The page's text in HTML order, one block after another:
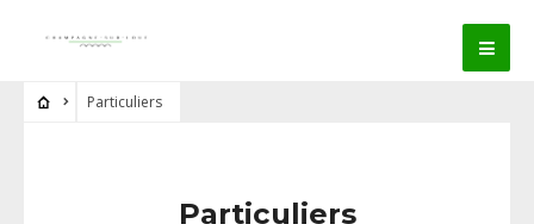
Particuliers
Particuliers